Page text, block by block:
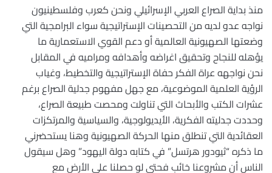
منذ بداية الصراع العربي الإسرائيلي ونحن كعرب وفلسطينيون
نواجه عدو لديه من التحصينات الإستراتيجية سواء البرامجية التي
وضعتها الصهيونية العالمية أو دعم القوي الاستعمارية ما
يؤهله للنجاح وتحقيق اغراضه وأهدافه ومراميه في المقابل
نحن نواجهه عراة الفكر حفاة الإستراتيجية والتخطيط، وغياب
الرؤية العلمية الموضوعية، مع جهل مفهوم جدلية الصراع برغم
عشرات الكتب والأبحاث التي تناولت ومحصت طبيعة الصراع،
وحددت جدليته الفكرية، الأيديولوجية، والسياسية والمرتكزات
العقائدية التي تنطلق منها الحركة الصهيونية وهنا يستحضرني
ما ذكره “ثيودور هرتسل” في كتابه دولة اليهود” وهل سيقول
الناس أن مشروعنا خائب فحتي لو حصلنا علي الأرض مع